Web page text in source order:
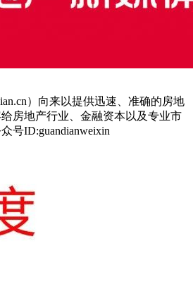
）向来以提供迅速、准确的房地
房地产行业、金融资本以及专业市
号ID:guandianweixin